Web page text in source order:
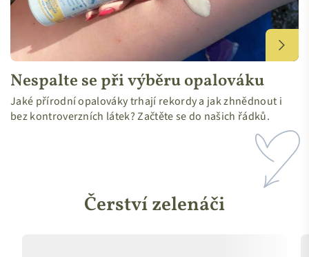
Nespalte se při výběru opalováku
Jaké přírodní opalováky trhají rekordy a jak zhnědnout i
bez kontroverzních látek? Začtěte se do našich řádků.
Čerství zelenáči